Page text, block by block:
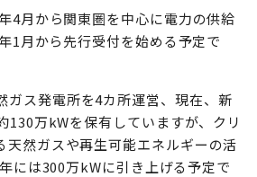
4月から関東圏を中心に電力の供給
1月から先行受付を始める予定で
ガス発電所を4カ所運営、現在、新
130万kWを保有していますが、クリ
天然ガスや再生可能エネルギーの活
には300万kWに引き上げる予定で